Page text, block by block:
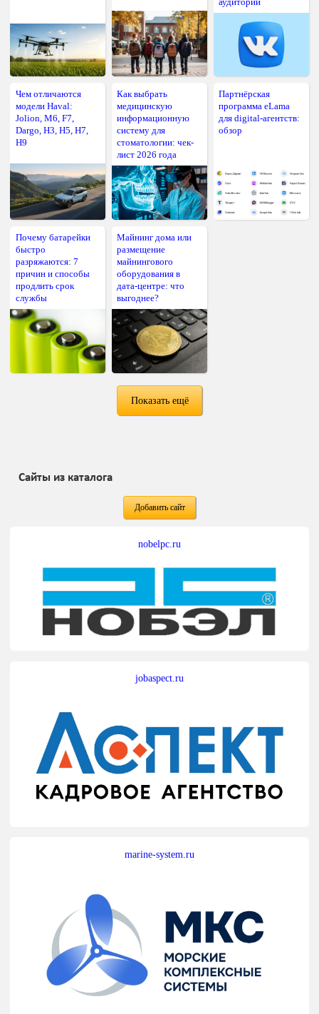
Чем отличаются
модели Haval:
Jolion, M6, F7,
Dargo, H3, H5, H7,
H9
Как выбрать
медицинскую
информационную
систему для
стоматологии: чек-
лист 2026 года
Партнёрская
программа eLama
для digital-агентств:
обзор
Почему батарейки
быстро
разряжаются: 7
причин и способы
продлить срок
службы
Майнинг дома или
размещение
майнингового
оборудования в
дата-центре: что
выгоднее?
Показать ещё
Сайты из каталога
Добавить сайт
nobelpc.ru
jobaspect.ru
marine-system.ru